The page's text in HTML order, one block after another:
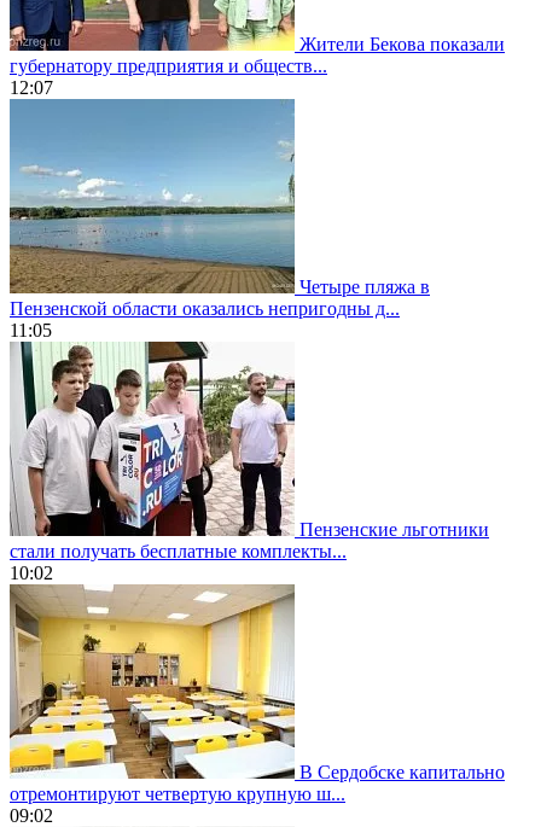
Жители Бекова показали
губернатору предприятия и обществ...
12:07
Четыре пляжа в
Пензенской области оказались непригодны д...
11:05
Пензенские льготники
стали получать бесплатные комплекты...
10:02
В Сердобске капитально
отремонтируют четвертую крупную ш...
09:02